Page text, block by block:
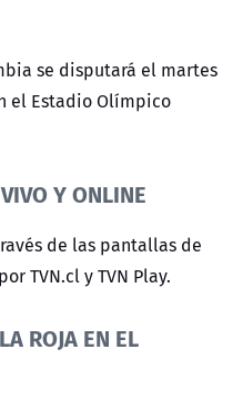
se disputará el martes
el Estadio Olímpico
Y ONLINE
de las pantallas de
TVN.cl y TVN Play.
ROJA EN EL